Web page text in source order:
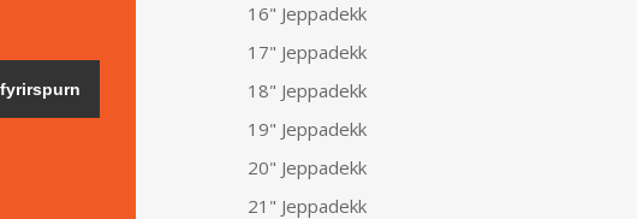
16" Jeppadekk
17" Jeppadekk
18" Jeppadekk
19" Jeppadekk
20" Jeppadekk
21" Jeppadekk